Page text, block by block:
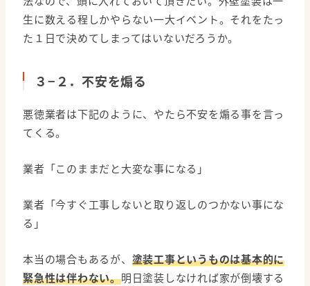
生に数える程しかやらない一大イベント。それをたっ
た１日で決めてしまってはいないだろうか。
３−２．不安を煽る
悪徳業者は下記のように、やたら不安を煽る事を言っ
てくる。
業者「このままだと大変な事になる」
業者「今すぐ工事しないと取り返しのつかない事にな
る」
本当の場合もあるが、 塗装工事というものは基本的に
緊急性は伴わない。明日塗装しなければ家が倒壊する